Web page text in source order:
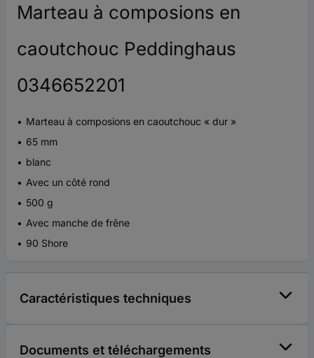
Marteau à composions en
caoutchouc Peddinghaus
0346652201
Marteau à composions en caoutchouc « dur »
65 mm
blanc
Avec un côté rond
500 g
Avec manche de frêne
90 Shore
Caractéristiques techniques
Documents et téléchargements